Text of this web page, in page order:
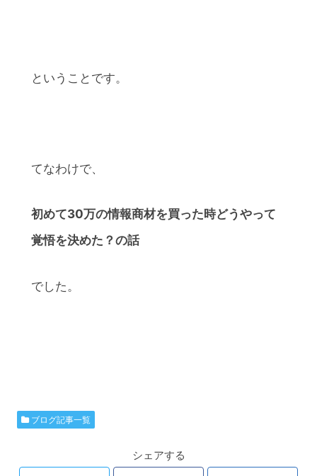
ということです。
てなわけで、
初めて30万の情報商材を買った時どうやって
覚悟を決めた？の話
でした。
ブログ記事一覧
シェアする